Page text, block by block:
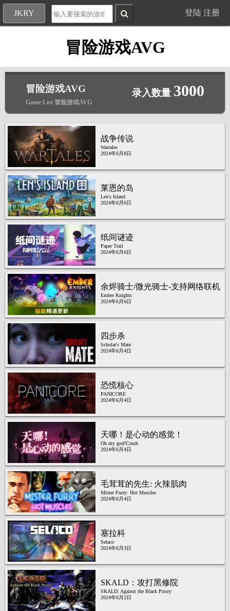
JKRY 登陆 注册
冒险游戏AVG
冒险游戏AVG
Game List 冒险游戏AVG
录入数量 3000
战争传说
Wartales
2024年6月8日
莱恩的岛
Len's Island
2024年6月6日
纸间谜迹
Paper Trail
2024年6月6日
余烬骑士/微光骑士-支持网络联机
Ember Knights
2024年6月6日
四步杀
Scholar's Mate
2024年6月4日
恐慌核心
PANICORE
2024年6月4日
天哪！是心动的感觉！
Oh my god!Crush
2024年6月4日
毛茸茸的先生: 火辣肌肉
Mister Furry: Hot Muscles
2024年6月4日
塞拉科
Selaco
2024年6月3日
SKALD：攻打黑修院
SKALD: Against the Black Priory
2024年6月2日